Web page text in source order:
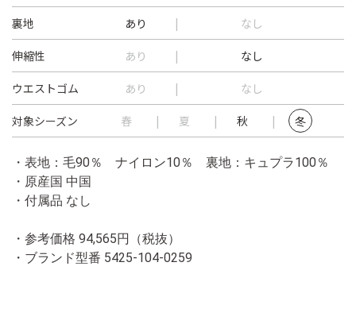
裏地 あり なし
伸縮性 あり なし
ウエストゴム あり なし
対象シーズン 春 夏 秋 冬
・表地：毛90％ ナイロン10％ 裏地：キュプラ100％
・原産国 中国
・付属品 なし
・参考価格 94,565円（税抜）
・ブランド型番 5425-104-0259